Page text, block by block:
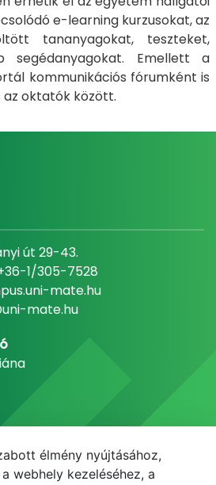
e-learning kurzusokat, az
tananyagokat, teszteket,
segédanyagokat. Emellett a
kommunikációs fórumként is
az oktatók között.
út 29-43.
1/305-7528
mate.hu
mate.hu
élmény nyújtásához,
webhely kezeléséhez, a